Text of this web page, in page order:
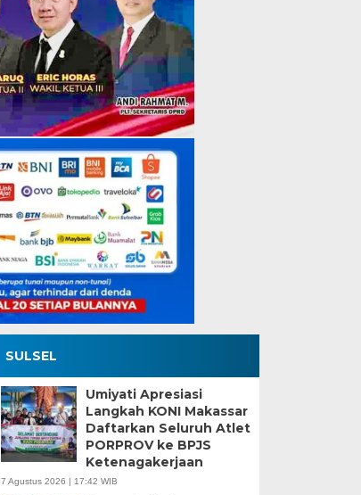
SULSEL
Umiyati Apresiasi
Langkah KONI Makassar
Daftarkan Seluruh Atlet
PORPROV ke BPJS
Ketenagakerjaan
7 Agustus 2026 | 17:42 WIB